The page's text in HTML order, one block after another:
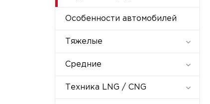
Особенности автомобилей
Тяжелые
Средние
Техника LNG / CNG